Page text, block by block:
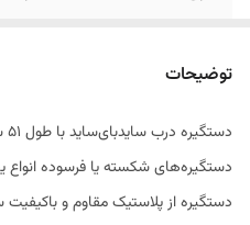
توضیحات
دستگیره‌های شکسته یا فرسوده
دستگیره از پلاستیک مقاوم و